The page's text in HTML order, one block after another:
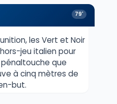
79'
les Vert et Noir
jeu italien pour
que
à cinq mètres de
but.